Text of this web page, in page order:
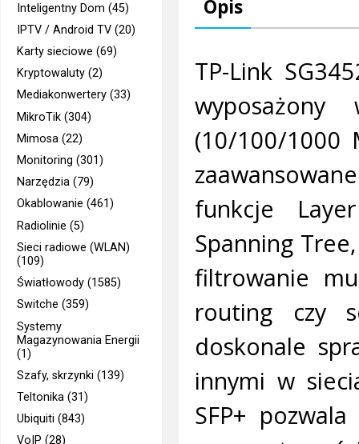
Inteligentny Dom (45)
IPTV / Android TV (20)
Karty sieciowe (69)
Kryptowaluty (2)
Mediakonwertery (33)
MikroTik (304)
Mimosa (22)
Monitoring (301)
Narzędzia (79)
Okablowanie (461)
Radiolinie (5)
Sieci radiowe (WLAN)
(109)
Światłowody (1585)
Switche (359)
Systemy
Magazynowania Energii
(1)
Szafy, skrzynki (139)
Teltonika (31)
Ubiquiti (843)
VoIP (28)
Opis
TP-Link
(10/100/1000
funkcje
Spanning
filtrowanie
routing czy
doskonale
innymi w
SFP+